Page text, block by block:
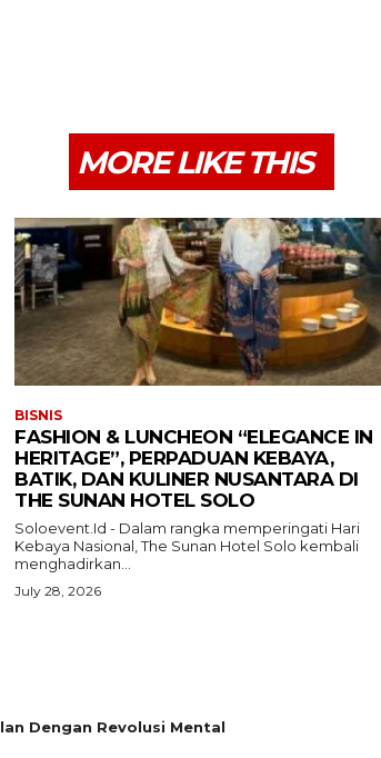
MORE LIKE THIS
BISNIS
FASHION & LUNCHEON “ELEGANCE IN
HERITAGE”, PERPADUAN KEBAYA,
BATIK, DAN KULINER NUSANTARA DI
THE SUNAN HOTEL SOLO
Soloevent.Id - Dalam rangka memperingati Hari
Kebaya Nasional, The Sunan Hotel Solo kembali
menghadirkan...
July 28, 2026